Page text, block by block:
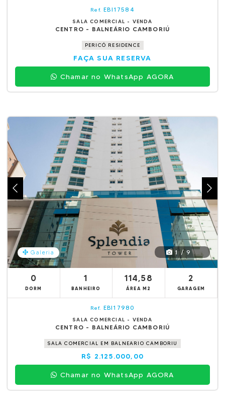
Ref. EBI17584
SALA COMERCIAL - VENDA
CENTRO - BALNEÁRIO CAMBORIÚ
PERICÓ RESIDENCE
FAÇA SUA RESERVA
Chamar no WhatsApp AGORA
Galeria 1 / 9
0
DORM
1
BANHEIRO
114,58
ÁREA M2
2
GARAGEM
Ref. EBI17980
SALA COMERCIAL - VENDA
CENTRO - BALNEÁRIO CAMBORIÚ
SALA COMERCIAL EM BALNEARIO CAMBORIU
R$ 2.125.000,00
Chamar no WhatsApp AGORA